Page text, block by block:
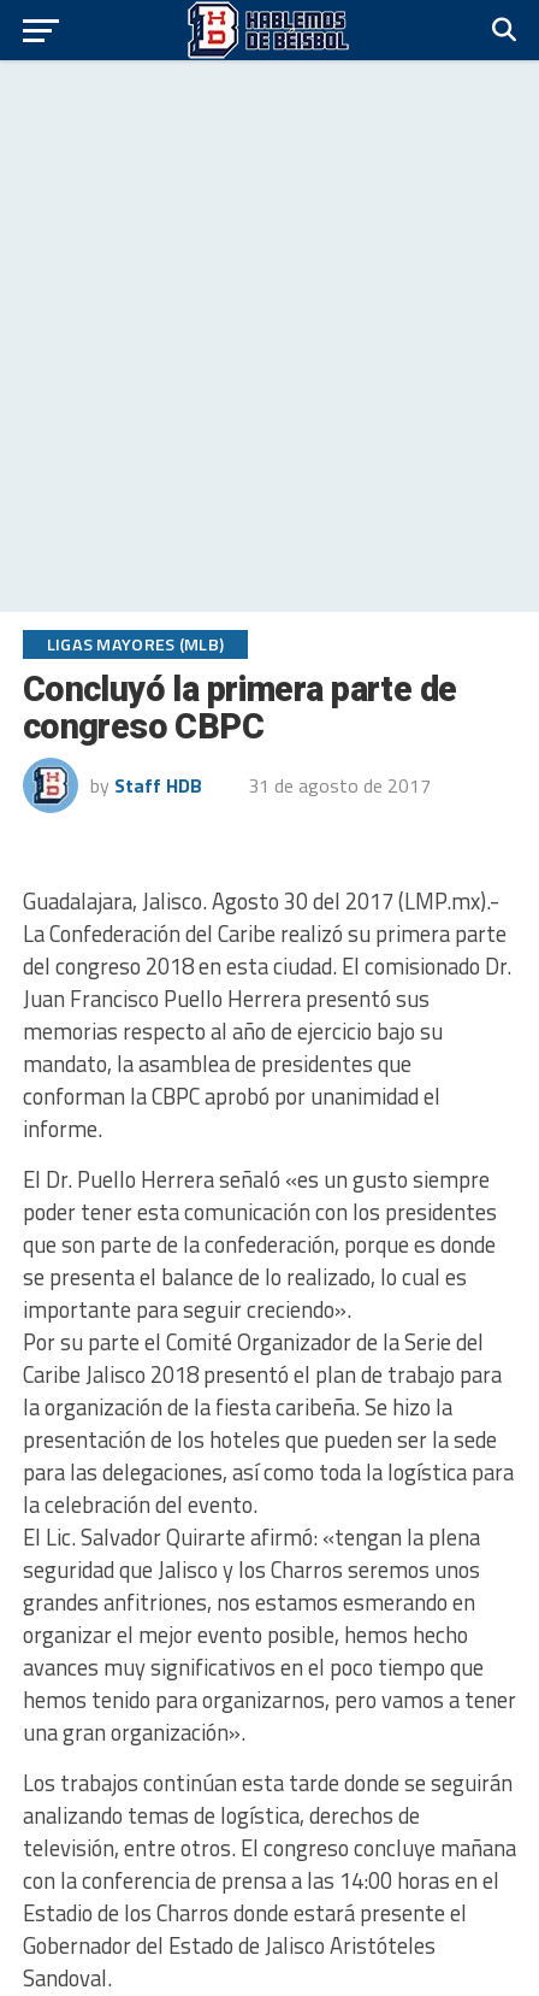
LIGAS MAYORES (MLB)
Concluyó la primera parte de
congreso CBPC
by Staff HDB 31 de agosto de 2017
Guadalajara, Jalisco. Agosto 30 del 2017 (LMP.mx).-
La Confederación del Caribe realizó su primera parte
del congreso 2018 en esta ciudad. El comisionado Dr.
Juan Francisco Puello Herrera presentó sus
memorias respecto al año de ejercicio bajo su
mandato, la asamblea de presidentes que
conforman la CBPC aprobó por unanimidad el
informe.
El Dr. Puello Herrera señaló «es un gusto siempre
poder tener esta comunicación con los presidentes
que son parte de la confederación, porque es donde
se presenta el balance de lo realizado, lo cual es
importante para seguir creciendo».
Por su parte el Comité Organizador de la Serie del
Caribe Jalisco 2018 presentó el plan de trabajo para
la organización de la fiesta caribeña. Se hizo la
presentación de los hoteles que pueden ser la sede
para las delegaciones, así como toda la logística para
la celebración del evento.
El Lic. Salvador Quirarte afirmó: «tengan la plena
seguridad que Jalisco y los Charros seremos unos
grandes anfitriones, nos estamos esmerando en
organizar el mejor evento posible, hemos hecho
avances muy significativos en el poco tiempo que
hemos tenido para organizarnos, pero vamos a tener
una gran organización».
Los trabajos continúan esta tarde donde se seguirán
analizando temas de logística, derechos de
televisión, entre otros. El congreso concluye mañana
con la conferencia de prensa a las 14:00 horas en el
Estadio de los Charros donde estará presente el
Gobernador del Estado de Jalisco Aristóteles
Sandoval.